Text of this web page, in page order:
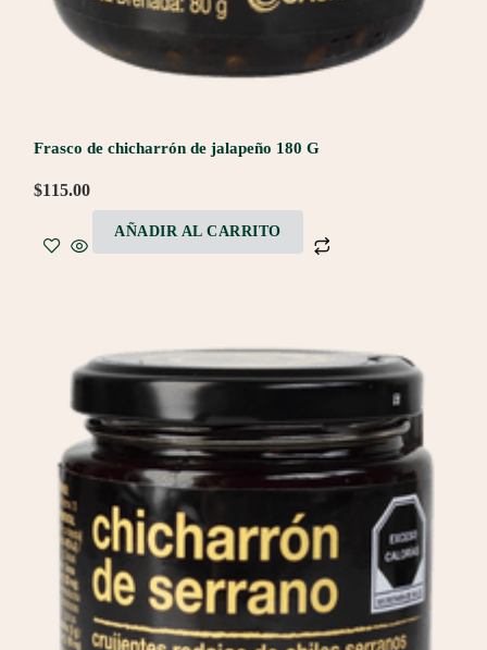
Frasco de chicharrón de jalapeño 180 G
$115.00
AÑADIR AL CARRITO